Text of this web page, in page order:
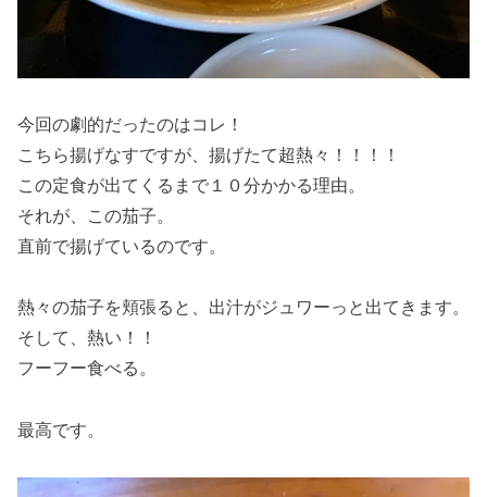
今回の劇的だったのはコレ！
こちら揚げなすですが、揚げたて超熱々！！！！
この定食が出てくるまで１０分かかる理由。
それが、この茄子。
直前で揚げているのです。
熱々の茄子を頬張ると、出汁がジュワーっと出てきます。
そして、熱い！！
フーフー食べる。
最高です。